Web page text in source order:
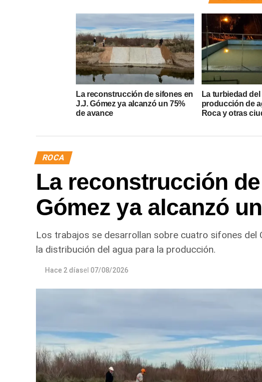
La reconstrucción de sifones en
J.J. Gómez ya alcanzó un 75%
de avance
La turbiedad
producción de
Roca y otras
ROCA
La reconstrucción
Gómez ya alcanzó
Los trabajos se desarrollan sobre cuatro sifones del
la distribución del agua para la producción.
Hace 2 díasel 07/08/2026